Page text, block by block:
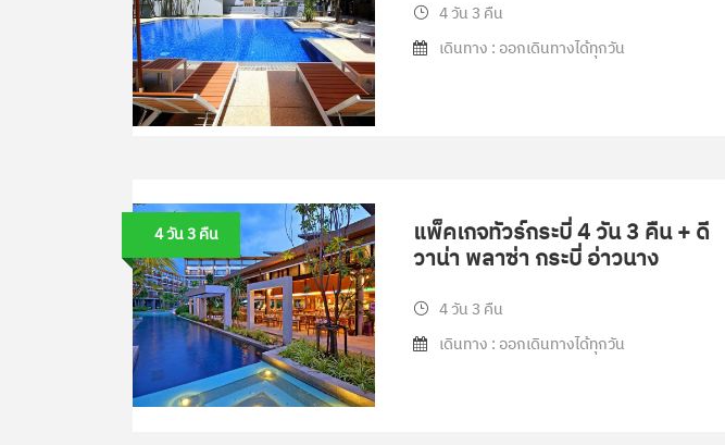
4 วัน 3 คืน
เดินทาง : ออกเดินทางได้ทุกวัน
4 วัน 3 คืน แพ็คเกจทัวร์กระบี่ 4 วัน 3 คืน + ดี
วาน่า พลาซ่า กระบี่ อ่าวนาง
4 วัน 3 คืน
เดินทาง : ออกเดินทางได้ทุกวัน